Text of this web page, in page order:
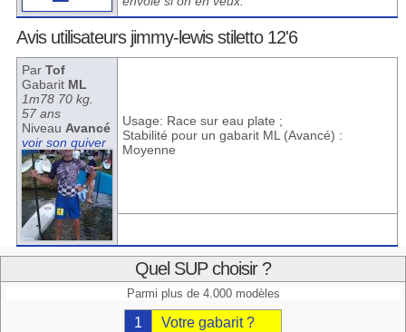
Avis utilisateurs jimmy-lewis stiletto 12'6
Par Tof
Gabarit ML
1m78 70 kg.
57 ans
Niveau Avancé
voir son quiver
Usage: Race sur eau plate ;
Stabilité pour un gabarit ML (Avancé) :
Moyenne
Quel SUP choisir ?
Parmi plus de 4.000 modèles
1
Votre gabarit ?